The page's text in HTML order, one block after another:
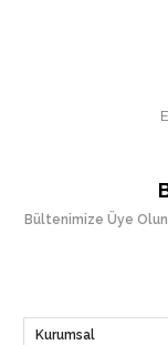
Bültenimize Üye
Kurumsal